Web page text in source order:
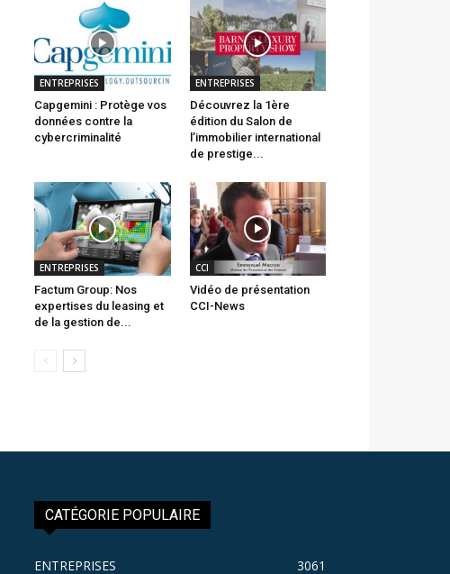
ENTREPRISES
Capgemini : Protège vos
données contre la
cybercriminalité
ENTREPRISES
Découvrez la 1ère
édition du Salon de
l’immobilier international
de prestige...
ENTREPRISES
Factum Group: Nos
expertises du leasing et
de la gestion de...
CCI
Vidéo de présentation
CCI-News
CATÉGORIE POPULAIRE
ENTREPRISES 3061